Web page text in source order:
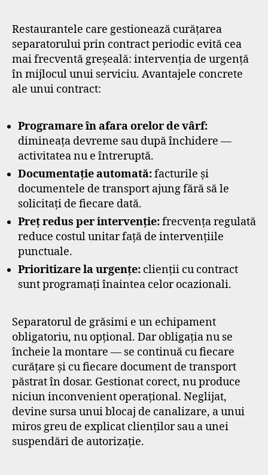
Restaurantele care gestionează curățarea
separatorului prin contract periodic evită cea
mai frecventă greșeală: intervenția de urgență
în mijlocul unui serviciu. Avantajele concrete
ale unui contract:
Programare în afara orelor de vârf:
dimineața devreme sau după închidere —
activitatea nu e întreruptă.
Documentație automată:facturile și
documentele de transport ajung fără să le
solicitați de fiecare dată.
Preț redus per intervenție:frecvența regulată
reduce costul unitar față de intervențiile
punctuale.
Prioritizare la urgențe: clienții cu contract
sunt programați înaintea celor ocazionali.
Separatorul de grăsimi e un echipament
obligatoriu, nu opțional. Dar obligația nu se
încheie la montare — se continuă cu fiecare
curățare și cu fiecare document de transport
păstrat în dosar. Gestionat corect, nu produce
niciun inconvenient operațional. Neglijat,
devine sursa unui blocaj de canalizare, a unui
miros greu de explicat clienților sau a unei
suspendări de autorizație.